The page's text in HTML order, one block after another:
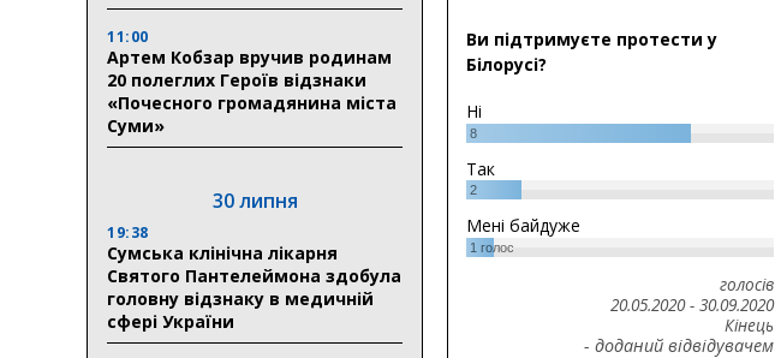
11:00
Артем Кобзар вручив родинам
20 полеглих Героїв відзнаки
«Почесного громадянина міста
Суми»
30 липня
19:38
Сумська клінічна лікарня
Святого Пантелеймона здобула
головну відзнаку в медичній
сфері України
Ви підтримуєте протести у
Білорусі?
Ні
8
Так
2
Мені байдуже
1голос
голосів
20.05.2020- 30.09.2020
Кінець
- доданий відвідувачем